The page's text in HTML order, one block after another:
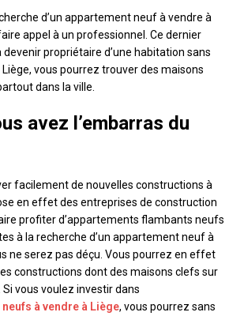
d’un appartement neuf à vendre à
appel à un professionnel. Ce dernier
propriétaire d’une habitation sans
vous pourrez trouver des maisons
dans la ville.
avez l’embarras du
facilement de nouvelles constructions à
en effet des entreprises de construction
profiter d’appartements flambants neufs
à la recherche d’un appartement neuf à
ne serez pas déçu. Vous pourrez en effet
constructions dont des maisons clefs sur
vous voulez investir dans
à vendre à Liège, vous pourrez sans